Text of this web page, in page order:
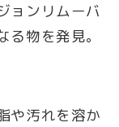
ョンリムーバ
物を発見。
や汚れを溶か